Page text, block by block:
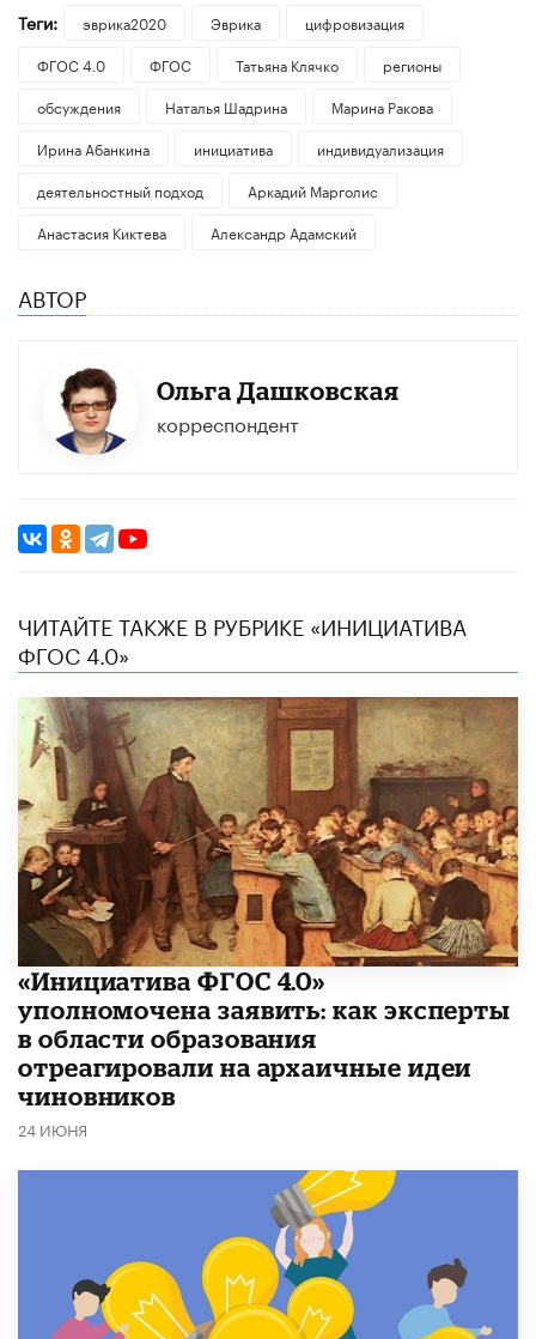
Теги: эврика2020 Эврика
цифровизация
ФГОС 4.0
ФГОС Татьяна Клячко
регионы
обсуждения
Наталья Шадрина
Марина Ракова
Ирина Абанкина
инициатива
индивидуализация
деятельностный подход
Аркадий Марголис
Анастасия Киктева
Александр Адамский
АВТОР
Ольга Дашковская
корреспондент
ЧИТАЙТЕ ТАКЖЕ В РУБРИКЕ «ИНИЦИАТИВА
ФГОС 4.0»
«Инициатива ФГОС 4.0»
уполномочена заявить: как эксперты
в области образования
отреагировали на архаичные идеи
чиновников
24 ИЮНЯ